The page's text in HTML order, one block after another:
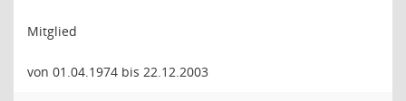
Mitglied
von 01.04.1974 bis 22.12.2003